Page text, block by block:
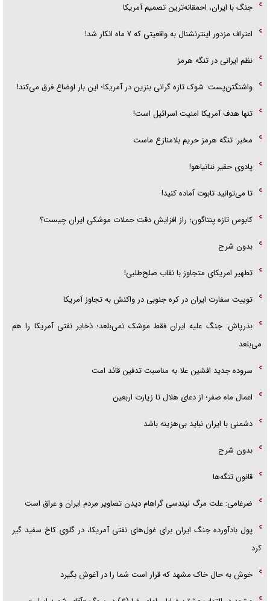
جنگ با ایران، احمقانه‌ترین تصمیم آمریکا
اعتراف مزدور اینترنشنال به واقعیتی که ۷ ماه انکار شد!
نظم ایرانی در تنگه هرمز
واشنگتن‌پست: شوک تازه گرانی بنزین در آمریکا؛ این بار اوضاع فرق می‌کند!
تنها هدف آمریکا امنیت اسرائیل است!
مخبر: تنگه هرمز حریم بلامنازع ماست
پادوی حقیر نتانیاهو!
تا می‌توانید تابوت آماده کنید!
کابوس تازه پنتاگون؛ راز افزایش دقت حملات موشکی ایران چیست؟
بدون شرح
تطهیر امریکای متجاوز با نقاب صلح‌طلبی!
توییت سفارت ایران در کره جنوبی در واکنش به تجاوز آمریکا
بذرپاش: ‏جنگ علیه ایران فقط موشک نمی‌بلعد؛ ذخایر نفتی آمریکا را هم
می‌بلعد
سروده جدید افشین علا به مناسبت تدفین قائد امت
اعمال ماه صفر؛ از دعای هلال تا زیارت اربعین
دشمنی با ایران نباید بی‌هزینه باشد
بدون شرح
قانون تنگه‌ها
ضرغامی: علت مرگ لیندسی گراهام دیدن تصاویر مردم ایران و عراق است
پول بادآورده جنگ ایران برای غول‌های نفتی آمریکا، در گلوی کاخ سفید گیر
کرد
خوش به حال خاک مشهد که قرار است شما را در آغوش بگیرد